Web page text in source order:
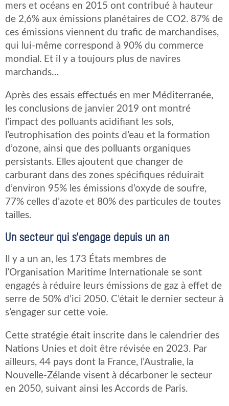
mers et océans en 2015 ont contribué à hauteur
de 2,6% aux émissions planétaires de CO2. 87% de
ces émissions viennent du trafic de marchandises,
qui lui-même correspond à 90% du commerce
mondial. Et il y a toujours plus de navires
marchands…
Après des essais effectués en mer Méditerranée,
les conclusions de janvier 2019 ont montré
l’impact des polluants acidifiant les sols,
l’eutrophisation des points d’eau et la formation
d’ozone, ainsi que des polluants organiques
persistants. Elles ajoutent que changer de
carburant dans des zones spécifiques réduirait
d’environ 95% les émissions d’oxyde de soufre,
77% celles d’azote et 80% des particules de toutes
tailles.
Un secteur qui s’engage depuis un an
Il y a un an, les 173 États membres de
l’Organisation Maritime Internationale se sont
engagés à réduire leurs émissions de gaz à effet de
serre de 50% d’ici 2050. C’était le dernier secteur à
s’engager sur cette voie.
Cette stratégie était inscrite dans le calendrier des
Nations Unies et doit être révisée en 2023. Par
ailleurs, 44 pays dont la France, l’Australie, la
Nouvelle-Zélande visent à décarboner le secteur
en 2050, suivant ainsi les Accords de Paris.